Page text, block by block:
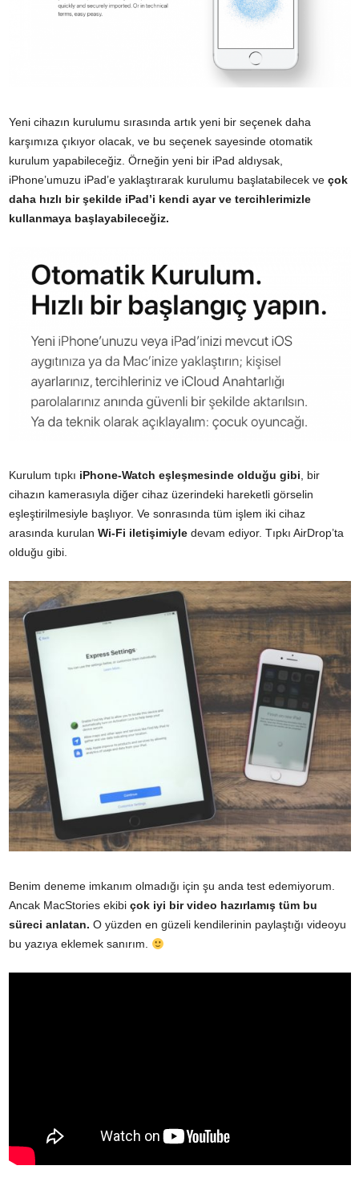
Yeni cihazın kurulumu sırasında artık yeni bir seçenek daha
karşımıza çıkıyor olacak, ve bu seçenek sayesinde otomatik
kurulum yapabileceğiz. Örneğin yeni bir iPad aldıysak,
iPhone’umuzu iPad’e yaklaştırarak kurulumu başlatabilecek ve çok
daha hızlı bir şekilde iPad’i kendi ayar ve tercihlerimizle
kullanmaya başlayabileceğiz.
Kurulum tıpkı iPhone-Watch eşleşmesinde olduğu gibi, bir
cihazın kamerasıyla diğer cihaz üzerindeki hareketli görselin
eşleştirilmesiyle başlıyor. Ve sonrasında tüm işlem iki cihaz
arasında kurulan Wi-Fi iletişimiyle devam ediyor. Tıpkı AirDrop’ta
olduğu gibi.
Benim deneme imkanım olmadığı için şu anda test edemiyorum.
Ancak MacStories ekibi çok iyi bir video hazırlamış tüm bu
süreci anlatan. O yüzden en güzeli kendilerinin paylaştığı videoyu
bu yazıya eklemek sanırım.